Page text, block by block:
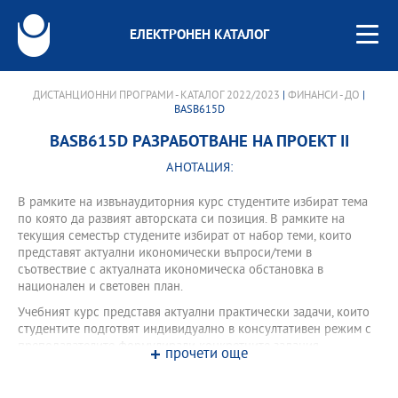
ЕЛЕКТРОНЕН КАТАЛОГ
ДИСТАНЦИОННИ ПРОГРАМИ - КАТАЛОГ 2022/2023 ФИНАНСИ - ДО
BASB615D
BASB615D РАЗРАБОТВАНЕ НА ПРОЕКТ II
АНОТАЦИЯ:
В рамките на извънаудиторния курс студентите избират тема
по която да развият авторската си позиция. В рамките на
текущия семестър студените избират от набор теми, които
представят актуални икономически въпроси/теми в
съотвествие с актуалната икономическа обстановка в
национален и световен план.
Учебният курс представя актуални практически задачи, които
студентите подготвят индивидуално в консултативен режим с
преподавателите формулирали конкретните задания.
прочети още